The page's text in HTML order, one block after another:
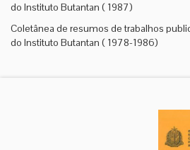
do Instituto Butantan ( 1987)
Coletânea de resumos de trabalhos
do Instituto Butantan ( 1978-1986)